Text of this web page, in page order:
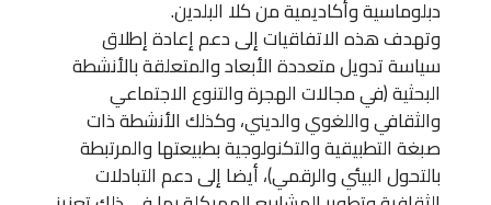
دبلوماسية وأكاديمية من كلا البلدين.
وتهدف هذه الاتفاقيات إلى دعم إعادة إطلاق
سياسة تدويل متعددة الأبعاد والمتعلقة بالأنشطة
البحثية (في مجالات الهجرة والتنوع الاجتماعي
والثقافي واللغوي والديني، وكذلك الأنشطة ذات
صبغة التطبيقية والتكنولوجية بطبيعتها والمرتبطة
بالتحول البيئي والرقمي)، أيضا إلى دعم التبادلات